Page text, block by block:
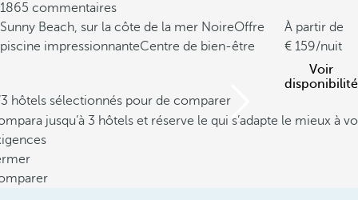
1865 commentaires
Sunny Beach, sur la côte de la mer NoireOffre
piscine impressionnanteCentre de bien-être
À partir de
159/nuit
Voir
disponibilité
hôtels sélectionnés pour de comparer
jusqu’à 3 hôtels et réserve le qui s’adapte le mieux à